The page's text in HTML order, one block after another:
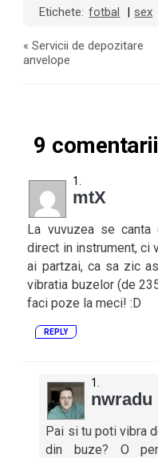
Etichete: fotbal sex
«Servicii de depozitare
anvelope
9 comentarii
mtX
La vuvuzea se
direct in instrument, ci
ai partzai, ca sa zic
vibratia buzelor (de
faci poze la meci! :D
REPLY
nwradu
Pai si tu poti vibra
din buze? O